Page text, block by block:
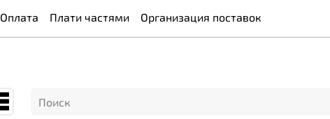
Оплата Плати частями Организация поставок